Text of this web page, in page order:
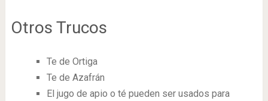
Otros Trucos
Te de Ortiga
Te de Azafrán
El jugo de apio o té pueden ser usados ​​para